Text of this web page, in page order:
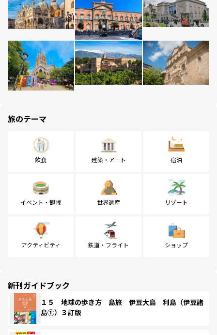
旅のテーマ
飲食 建築・アート 宿泊
イベント・観戦 世界遺産 リゾート
アクティビティ 鉄道・フライト ショップ
新刊ガイドブック
１５ 地球の歩き方 島旅 伊豆大島 利島（伊豆諸
島①）３訂版